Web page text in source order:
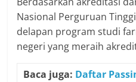
Nasional Perguruan
delapan program studi
negeri yang meraih
Baca juga: Daftar